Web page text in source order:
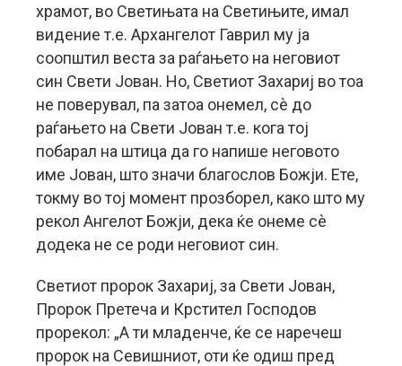
храмот, во Светињата на Светињите, имал
видение т.е. Архангелот Гаврил му ја
соопштил веста за раѓањето на неговиот
син Свети Јован. Но, Светиот Захариј во тоа
не поверувал, па затоа онемел, сè до
раѓањето на Свети Јован т.е. кога тој
побарал на штица да го напише неговото
име Јован, што значи благослов Божји. Ете,
токму во тој момент прозборел, како што му
рекол Ангелот Божји, дека ќе онеме сè
додека не се роди неговиот син.
Светиот пророк Захариј, за Свети Јован,
Пророк Претеча и Крстител Господов
прорекол: „А ти младенче, ќе се наречеш
пророк на Севишниот, оти ќе одиш пред